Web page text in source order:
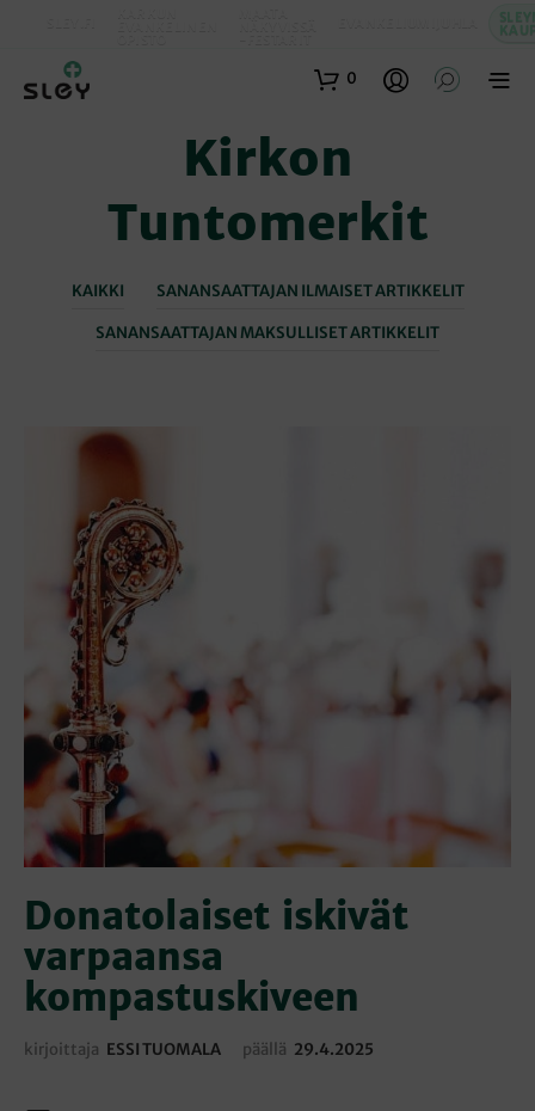
0
Kirkon
Tuntomerkit
KAIKKI SANANSAATTAJAN ILMAISET ARTIKKELIT
SANANSAATTAJAN MAKSULLISET ARTIKKELIT
Donatolaiset iskivät
varpaansa
kompastuskiveen
kirjoittaja ESSI TUOMALA päällä 29.4.2025